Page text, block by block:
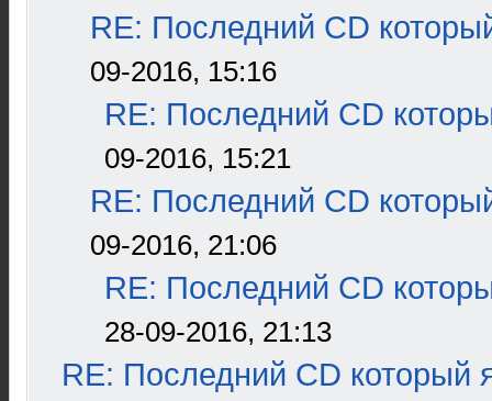
RE: Последний CD
09-2016, 15:16
RE: Последний CD
09-2016, 15:21
RE: Последний CD
09-2016, 21:06
RE: Последний CD
28-09-2016, 21:13
RE: Последний CD который